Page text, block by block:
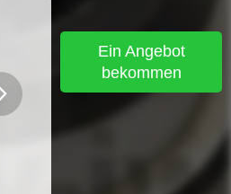
Ein Angebot
bekommen